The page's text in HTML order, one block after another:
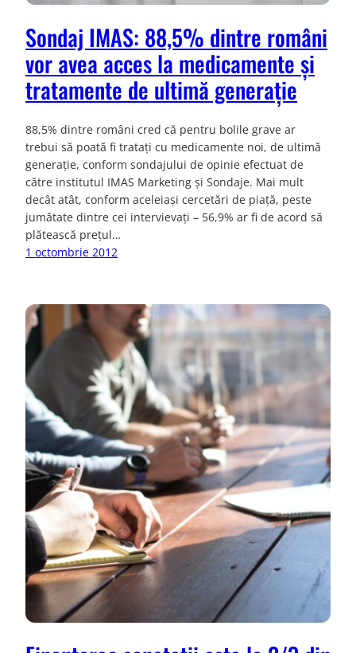
Sondaj IMAS: 88,5% dintre români
vor avea acces la medicamente și
tratamente de ultimă generație
88,5% dintre români cred că pentru bolile grave ar
trebui să poată fi tratați cu medicamente noi, de ultimă
generație, conform sondajului de opinie efectuat de
către institutul IMAS Marketing și Sondaje. Mai mult
decât atât, conform aceleiași cercetări de piață, peste
jumătate dintre cei intervievați – 56,9% ar fi de acord să
plătească prețul…
1 octombrie 2012